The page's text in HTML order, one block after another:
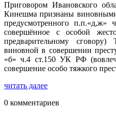
Приговором Ивановского
Кинешма признаны
предусмотренного
совершённое с особой
предварительному
виновной в совершении
«б» ч.4 ст.150 УК РФ
совершение особо тяжкого
читать далее
0 комментариев